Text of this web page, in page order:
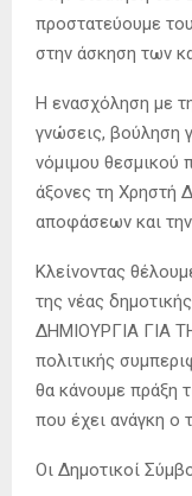
προστατεύουμε
στην άσκηση των
Η ενασχόληση με
γνώσεις, βούληση
νόμιμου θεσμικού
άξονες τη Χρηστή
αποφάσεων και την
Κλείνοντας
της νέας
ΔΗΜΙΟΥΡΓΙΑ ΓΙΑ
πολιτικής
θα κάνουμε πράξη
που έχει ανάγκη ο
Οι Δημοτικοί